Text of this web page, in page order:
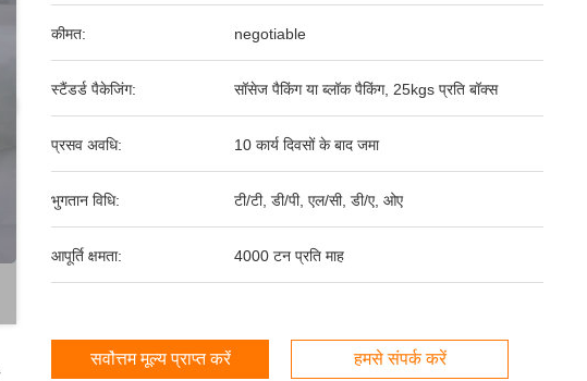
कीमत: negotiable
स्टैंडर्ड पैकेजिंग: सॉसेज पैकिंग या ब्लॉक पैकिंग, 25kgs प्रति बॉक्स
प्रसव अवधि: 10 कार्य दिवसों के बाद जमा
भुगतान विधि: टी/टी, डी/पी, एल/सी, डी/ए, ओए
आपूर्ति क्षमता: 4000 टन प्रति माह
सर्वोत्तम मूल्य प्राप्त करें हमसे संपर्क करें